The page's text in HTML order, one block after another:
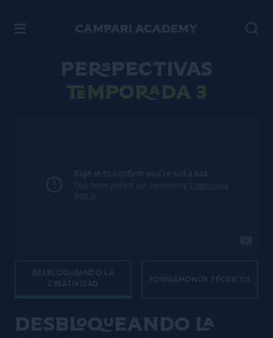
Perspectivas
Temporada 3
DESBLOQUEANDO LA
CREATIVIDAD
PONGÁMONOS TÉCNICOS
Desbloqueando la